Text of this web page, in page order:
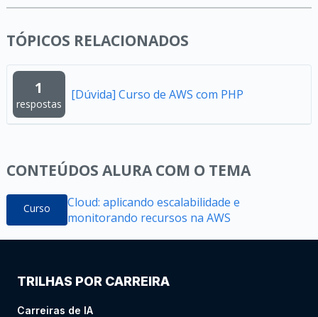
TÓPICOS RELACIONADOS
1
respostas
[Dúvida] Curso de AWS com PHP
CONTEÚDOS ALURA COM O TEMA
Curso
Cloud: aplicando escalabilidade e
monitorando recursos na AWS
TRILHAS POR CARREIRA
Carreiras de IA